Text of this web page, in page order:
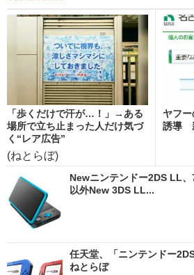
「歩くだけで汗が…！」→ある
場所で立ち止まった人だけ気づ
く“レア広告”
(ねとらぼ)
ヤフ
誘導
Newニンテンドー2DS LL
以外New 3DS LL...
任天堂、「ニンテンドー
ねとらぼ